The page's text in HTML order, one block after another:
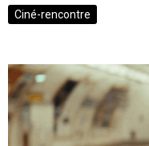
Ciné-rencontre